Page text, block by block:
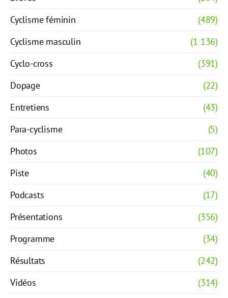
Cyclisme féminin
(489)
Cyclisme masculin
(1 136)
Cyclo-cross
(391)
Dopage
(22)
Entretiens
(43)
Para-cyclisme
(5)
Photos
(107)
Piste
(40)
Podcasts
(17)
Présentations
(356)
Programme
(34)
Résultats
(242)
Vidéos
(314)